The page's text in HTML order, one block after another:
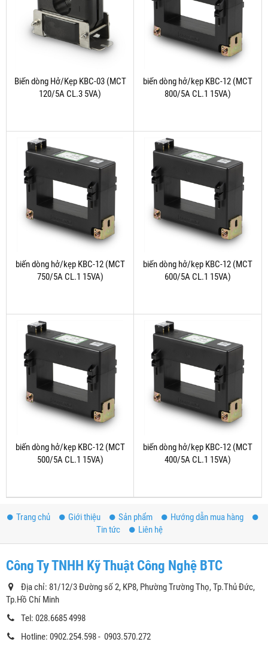
Biến dòng Hở/Kẹp KBC-03 (MCT
120/5A CL.3 5VA)
biến dòng hở/kẹp KBC-12 (MCT
800/5A CL.1 15VA)
biến dòng hở/kẹp KBC-12 (MCT
750/5A CL.1 15VA)
biến dòng hở/kẹp KBC-12 (MCT
600/5A CL.1 15VA)
biến dòng hở/kẹp KBC-12 (MCT
500/5A CL.1 15VA)
biến dòng hở/kẹp KBC-12 (MCT
400/5A CL.1 15VA)
Trang chủ Giới thiệu Sản phẩm
Hướng dẫn mua hàng
Tin tức
Liên hệ
Công Ty TNHH Kỹ Thuật Công Nghệ BTC
Địa chỉ: 81/12/3 Đường số 2, KP8, Phường Trường Thọ, Tp.Thủ Đức,
Tp.Hồ Chí Minh
Tel: 028.6685 4998
Hotline: 0902.254.598 - 0903.570.272